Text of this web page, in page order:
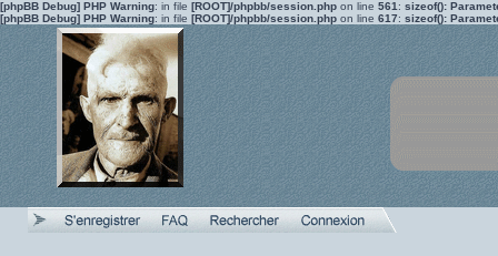
[phpBB Debug] PHP Warning: in file [ROOT]/phpbb/session.php on line 561 : sizeof():
[phpBB Debug] PHP Warning: in file [ROOT]/phpbb/session.php on line 617: sizeof():